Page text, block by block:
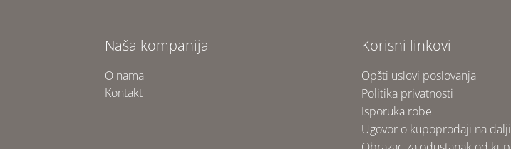
Naša kompanija
O nama
Kontakt
Korisni linkovi
Opšti uslovi poslovanja
Politika privatnosti
Isporuka robe
Ugovor o kupoprodaji na